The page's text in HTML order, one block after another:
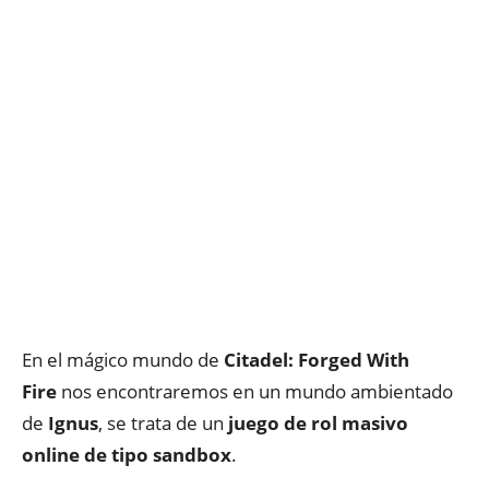
En el mágico mundo de Citadel: Forged With
Fire nos encontraremos en un mundo ambientado
de Ignus, se trata de un juego de rol masivo
onlinede tipo sandbox.